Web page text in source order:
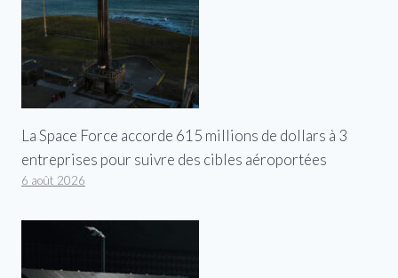
La Space Force accorde 615 millions de dollars à 3
entreprises pour suivre des cibles aéroportées
6 août 2026